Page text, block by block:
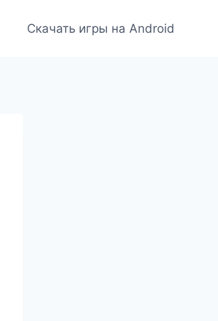
Скачать игры на Android